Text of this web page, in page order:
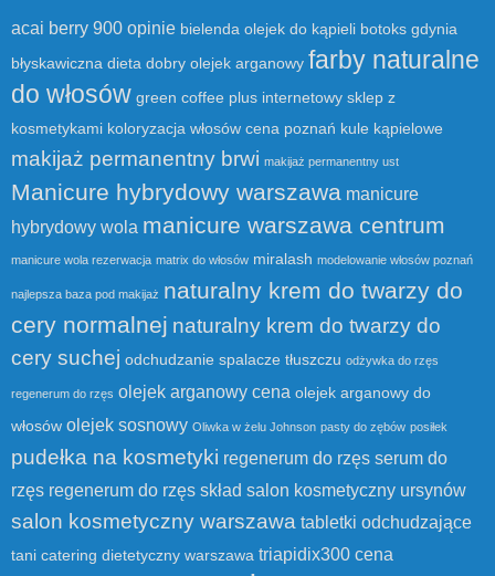
acai berry 900 opinie bielenda olejek do kąpieli botoks gdynia
błyskawiczna dieta dobry olejek arganowy farby naturalne
do włosów green coffee plus internetowy sklep z
kosmetykami koloryzacja włosów cena poznań kule kąpielowe
makijaż permanentny brwi makijaż permanentny ust
Manicure hybrydowy warszawa manicure
hybrydowy wola manicure warszawa centrum
manicure wola rezerwacja matrix do włosów miralash modelowanie włosów poznań
najlepsza baza pod makijaż naturalny krem do twarzy do
cery normalnej naturalny krem do twarzy do
cery suchej odchudzanie spalacze tłuszczu odżywka do rzęs
regenerum do rzęs olejek arganowy cena olejek arganowy do
włosów olejek sosnowy Oliwka w żelu Johnson pasty do zębów posiłek
pudełka na kosmetyki regenerum do rzęs serum do
rzęs regenerum do rzęs skład salon kosmetyczny ursynów
salon kosmetyczny warszawa tabletki odchudzające
tani catering dietetyczny warszawa triapidix300 cena